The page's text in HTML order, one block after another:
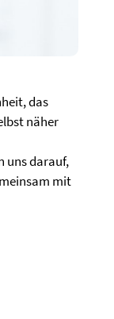
das
näher
uns darauf,
mit